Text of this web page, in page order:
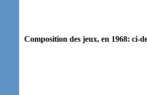
Composition des jeux, en 1968: ci-